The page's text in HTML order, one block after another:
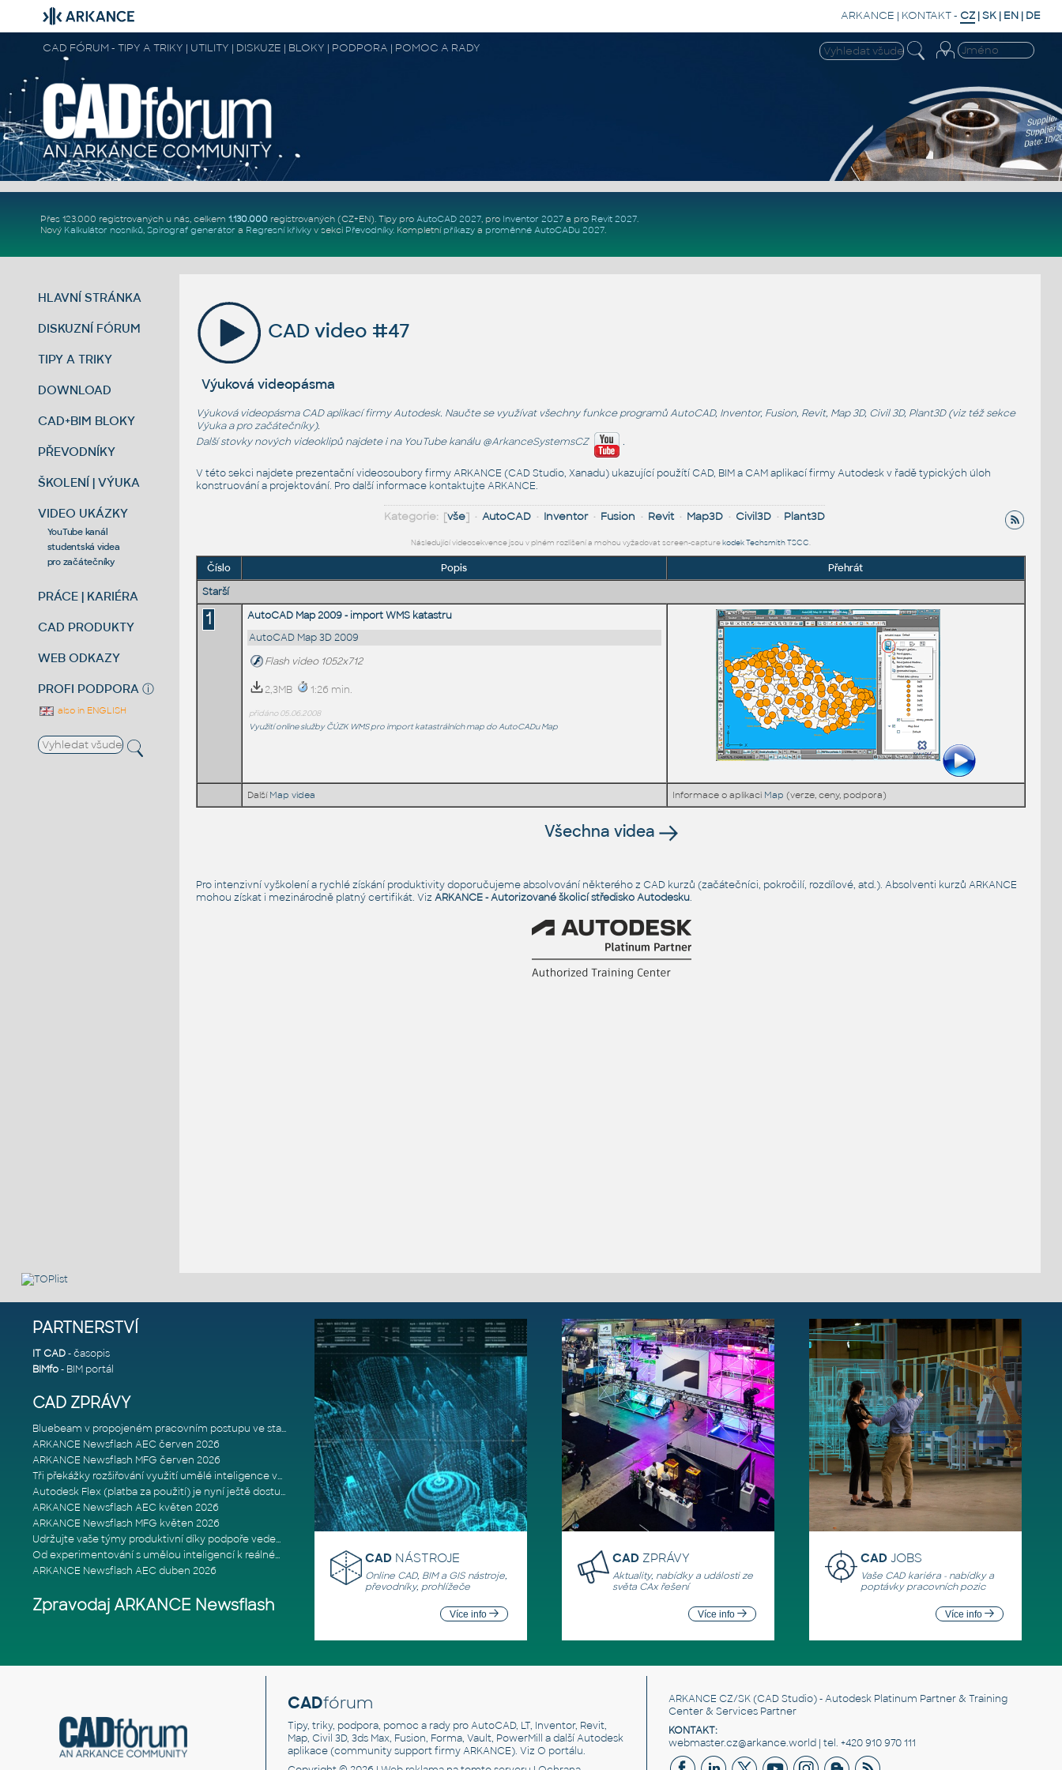
ARKANCE | KONTAKT- CZ |SK | EN | DE
CAD FÓRUM - TIPY A TRIKY | UTILITY | DISKUZE | BLOKY | PODPORA | POMOC A RADY
Přes 123.000 registrovaných u nás, celkem 1.130.000registrovaných (CZ+EN). Tipy pro AutoCAD 2027, pro Inventor 2027a pro Revit 2027.
Nový Kalkulátor nosníků, Spirograf generátor a Regresní křivkyv sekci Převodníky. Kompletní příkazya proměnné AutoCADu 2027.
HLAVNÍ STRÁNKA
DISKUZNÍ FÓRUM
TIPY A TRIKY
DOWNLOAD
CAD+BIM BLOKY
PŘEVODNÍKY
ŠKOLENÍ | VÝUKA
VIDEO UKÁZKY
YouTube kanál
studentská videa
pro začátečníky
PRÁCE | KARIÉRA
CAD PRODUKTY
WEB ODKAZY
PROFI PODPORA ⓘ
also in ENGLISH
CAD video #47
Výuková videopásma
Výuková videopásma CAD aplikací firmy Autodesk. Naučte se využívat všechny funkce programů AutoCAD, Inventor, Fusion, Revit, Map 3D, Civil 3D, Plant3D (viz též sekce
Výukaapro začátečníky).
Další stovky nových videoklipů najdete i na YouTube kanálu@ArkanceSystemsCZ .
V této sekci najdete prezentační videosoubory firmy ARKANCE (CAD Studio, Xanadu) ukazující použítí CAD, BIM a CAM aplikací firmy Autodesk v řadě typických úloh
konstruování a projektování. Pro další informace kontaktujte ARKANCE.
Kategorie: [vše] •AutoCAD • Inventor• Fusion • Revit• Map3D • Civil3D • Plant3D
Následující videosekvence jsou v plném rozlišení a mohou vyžadovat screen-capture kodek Techsmith TSCC.
Číslo Popis
Přehrát
Starší
1
AutoCAD Map 2009 - import WMS katastru
AutoCAD Map 3D 2009
Flash video 1052x712
2,3MB 1:26 min.
přidáno 05.06.2008
Využití online služby ČÚZK WMS pro import katastrálních map do AutoCADu Map
Další Map videa Informace o aplikaci Map (verze, ceny, podpora)
Všechna videa
Pro intenzivní vyškolení a rychlé získání produktivity doporučujeme absolvování některého z CAD kurzů (začátečníci, pokročilí, rozdílové, atd.). Absolventi kurzů ARKANCE
mohou získat i mezinárodně platný certifikát. Viz ARKANCE - Autorizované školicí středisko Autodesku.
PARTNERSTVÍ
IT CAD- časopis
BIMfo- BIM portál
CAD ZPRÁVY
Bluebeam v propojeném pracovním postupu ve stavebnictví: Proč je int
ARKANCE Newsflash AEC červen 2026
ARKANCE Newsflash MFG červen 2026
Tři překážky rozšiřování využití umělé inteligence ve stavebním prům
Autodesk Flex (platba za použití) je nyní ještě dostupnější
ARKANCE Newsflash AEC květen 2026
ARKANCE Newsflash MFG květen 2026
Udržujte vaše týmy produktivní díky podpoře vedené odborníky
Od experimentování s umělou inteligencí k reálnému dopadu na podniká
ARKANCE Newsflash AEC duben 2026
Zpravodaj ARKANCE Newsflash
CAD NÁSTROJE
Online CAD, BIM a GIS nástroje,
převodníky, prohlížeče
Více info
CAD ZPRÁVY
Aktuality, nabídky a události ze
světa CAx řešení
Více info
CADJOBS
Vaše CAD kariéra - nabídky a
poptávky pracovních pozic
Více info
CADfórum
Tipy, triky, podpora, pomoc a rady pro AutoCAD, LT, Inventor, Revit,
Map, Civil 3D, 3ds Max, Fusion, Forma, Vault, PowerMill a další Autodesk
aplikace (community support firmy ARKANCE). Viz O portálu.
ARKANCE CZ/SK(CAD Studio) - Autodesk Platinum Partner & Training
Center & Services Partner
KONTAKT:
webmaster.cz@arkance.world | tel. +420 910 970 111